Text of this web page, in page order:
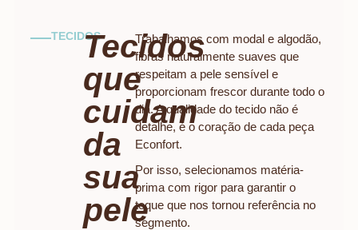
TECIDOSTecidos
que
cuidam
da
sua
pele
Trabalhamos com modal e algodão,
fibras naturalmente suaves que
respeitam a pele sensível e
proporcionam frescor durante todo o
dia. A qualidade do tecido não é
detalhe, é o coração de cada peça
Econfort.
Por isso, selecionamos matéria-
prima com rigor para garantir o
toque que nos tornou referência no
segmento.